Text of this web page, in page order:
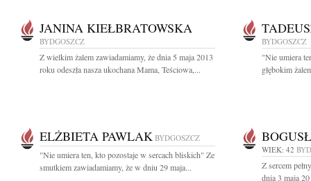
JANINA KIEŁBRATOWSKA
BYDGOSZCZ
Z wielkim żalem zawiadamiamy, że dnia 5 maja 2013
roku odeszła nasza ukochana Mama, Teściowa,...
BYDGOSZCZ
"Nie umiera
głębokim
ELŻBIETA PAWLAK BYDGOSZCZ
"Nie umiera ten, kto pozostaje w sercach bliskich" Ze
smutkiem zawiadamiamy, że w dniu 29 maja...
WIEK: 42
Z sercem
dnia 3 maja